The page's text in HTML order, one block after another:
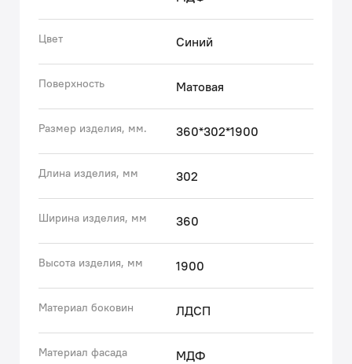
гармоничного интерьера.
• Поверхность фасадов бархатистая, приятная на
ощупь. Это ощущение создает полуматовая
полимерная эмаль с эффектом soft touch.
• Фурнитура рассчитана на 30 000 открываний – это
более 10 лет исправной работы.
(с) Авторский текст, август 2023 г.
Цвет Синий
Поверхность Матовая
Размер изделия, мм. 360*302*1900
Длина изделия, мм 302
Ширина изделия, мм 360
Высота изделия, мм 1900
Материал боковин ЛДСП
Материал фасада МДФ